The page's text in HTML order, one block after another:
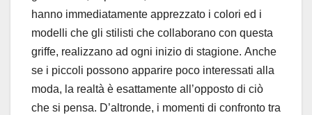
hanno immediatamente apprezzato i colori ed i
modelli che gli stilisti che collaborano con questa
griffe, realizzano ad ogni inizio di stagione. Anche
se i piccoli possono apparire poco interessati alla
moda, la realtà è esattamente all’opposto di ciò
che si pensa. D’altronde, i momenti di confronto tra